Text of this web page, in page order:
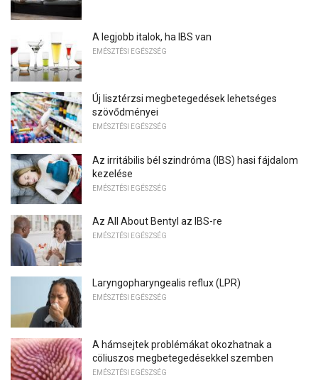
A legjobb italok, ha IBS van
EMÉSZTÉSI EGÉSZSÉG
Új lisztérzsi megbetegedések lehetséges
szövődményei
EMÉSZTÉSI EGÉSZSÉG
Az irritábilis bél szindróma (IBS) hasi fájdalom
kezelése
EMÉSZTÉSI EGÉSZSÉG
Az All About Bentyl az IBS-re
EMÉSZTÉSI EGÉSZSÉG
Laryngopharyngealis reflux (LPR)
EMÉSZTÉSI EGÉSZSÉG
A hámsejtek problémákat okozhatnak a
cöliuszos megbetegedésekkel szemben
EMÉSZTÉSI EGÉSZSÉG